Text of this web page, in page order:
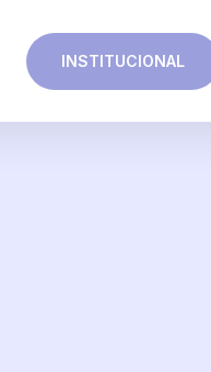
INSTITUCIONAL